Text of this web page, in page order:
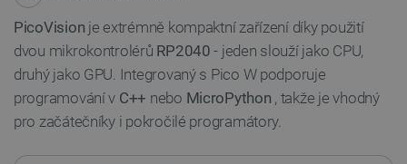
PicoVision je extrémně kompaktní zařízení díky použití
dvou mikrokontrolérů RP2040 - jeden slouží jako CPU,
druhý jako GPU. Integrovaný s Pico W podporuje
programování v C++ nebo MicroPython , takže je vhodný
pro začátečníky i pokročilé programátory.